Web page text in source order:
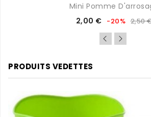
Mini Pomme
Prix
2,00 € Prix
de
base
-20% 2,50
PRODUITS VEDETTES